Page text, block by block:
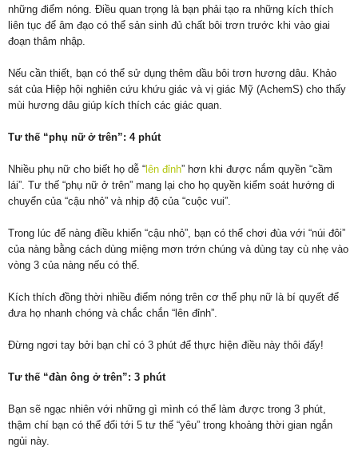
những điểm nóng. Điều quan trọng là bạn phải tạo ra những kích thích
liên tục để âm đạo có thể sản sinh đủ chất bôi trơn trước khi vào giai
đoạn thâm nhập.
Nếu cần thiết, bạn có thể sử dụng thêm dầu bôi trơn hương dâu. Khảo
sát của Hiệp hội nghiên cứu khứu giác và vị giác Mỹ (AchemS) cho thấy
mùi hương dâu giúp kích thích các giác quan.
Tư thế “phụ nữ ở trên”: 4 phút
Nhiều phụ nữ cho biết họ dễ “ lên đỉnh” hơn khi được nắm quyền “cầm
lái”. Tư thế “phụ nữ ở trên” mang lại cho họ quyền kiểm soát hướng di
chuyển của “cậu nhỏ” và nhịp độ của “cuộc vui”.
Trong lúc để nàng điều khiển “cậu nhỏ”, bạn có thể chơi đùa với “núi đôi”
của nàng bằng cách dùng miệng mơn trớn chúng và dùng tay cù nhẹ vào
vòng 3 của nàng nếu có thể.
Kích thích đồng thời nhiều điểm nóng trên cơ thể phụ nữ là bí quyết để
đưa họ nhanh chóng và chắc chắn “lên đỉnh”.
Đừng ngơi tay bởi bạn chỉ có 3 phút để thực hiện điều này thôi đấy!
Tư thế “đàn ông ở trên”: 3 phút
Bạn sẽ ngạc nhiên với những gì mình có thể làm được trong 3 phút,
thậm chí bạn có thể đổi tới 5 tư thế “yêu” trong khoảng thời gian ngắn
ngủi này.